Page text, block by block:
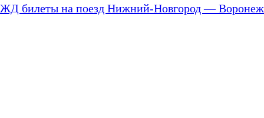
ЖД билеты на поезд Нижний-Новгород — Воронеж